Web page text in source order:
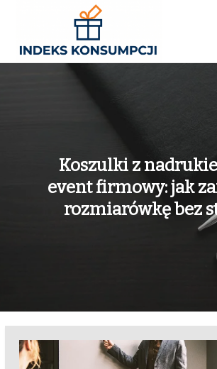
content
Indekskonsumpcji
Koszulki z
event firmowy: jak
rozmiarówkę bez